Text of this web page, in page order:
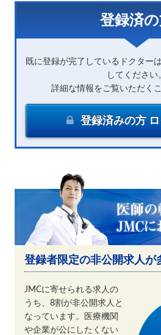
登録済
既に登録が完了しているドクター
してください
詳細な情報をご覧いただく
登録済みの方
登録者限定の非公開求人が
JMCに寄せられる求人の
うち、8割が非公開求人と
なっています。医療機関
や企業が公にしたくない